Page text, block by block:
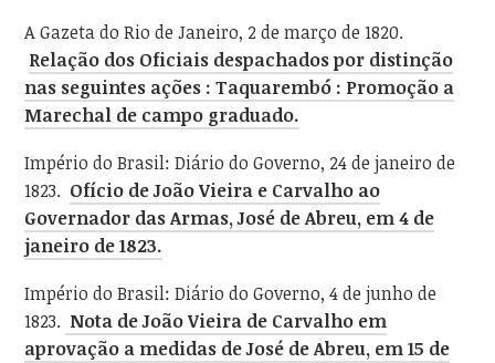
A Gazeta do Rio de Janeiro, 2 de março de 1820.
Relação dos Oficiais despachados por distinção
nas seguintes ações : Taquarembó : Promoção a
Marechal de campo graduado.
Império do Brasil: Diário do Governo, 24 de janeiro de
1823. Ofício de João Vieira e Carvalho ao
Governador das Armas, José de Abreu, em 4 de
janeiro de 1823.
Império do Brasil: Diário do Governo, 4 de junho de
1823. Nota de João Vieira de Carvalho em
aprovação a medidas de José de Abreu, em 15 de